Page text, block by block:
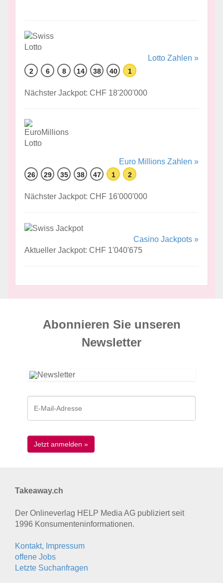
Lotto Zahlen »
2 6 8 14 38 40 1
Nächster Jackpot: CHF 18'200'000
Euro Millions Zahlen »
26 29 35 38 47 1 2
Nächster Jackpot: CHF 16'000'000
Casino Jackpots »
Aktueller Jackpot: CHF 1'040'675
Abonnieren Sie unseren
News­letter
Takeaway.ch
Der Onlineverlag HELP Media AG publiziert seit
1996 Konsumenten­informationen.
Kontakt, Impressum
offene Jobs
Letzte Suchanfragen